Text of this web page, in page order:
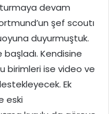
devam
şef scoutı
duyurmuştuk.
Kendisine
birimleri ise video ve
Ek
eski